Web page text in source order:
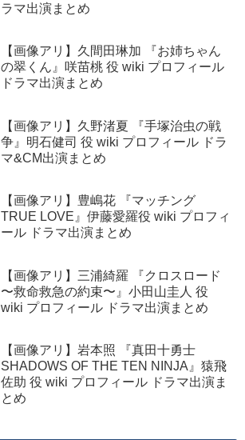
ラマ出演まとめ
【画像アリ】久間田琳加 『お姉ちゃん
の翠くん』咲苗桃 役 wiki プロフィール
ドラマ出演まとめ
【画像アリ】久野渚夏 『手塚治虫の戦
争』明石健司 役 wiki プロフィール ドラ
マ&CM出演まとめ
【画像アリ】豊嶋花 『マッチング
TRUE LOVE』伊藤愛羅役 wiki プロフィ
ール ドラマ出演まとめ
【画像アリ】三浦綺羅 『クロスロード
〜救命救急の約束〜』小田山圭人 役
wiki プロフィール ドラマ出演まとめ
【画像アリ】岩本照 『真田十勇士
SHADOWS OF THE TEN NINJA』猿飛
佐助 役 wiki プロフィール ドラマ出演ま
とめ